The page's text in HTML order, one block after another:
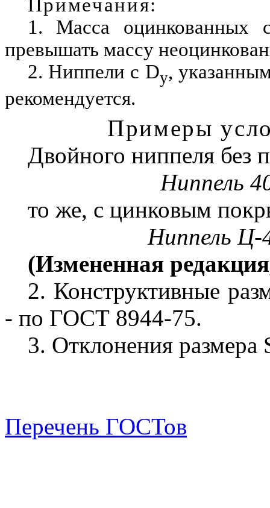
Примечания:
1. Масса оцинкованных
превышать массу
2. Ниппели с Dy,
рекомендуется.
Примеры
Двойного ниппеля без
Ниппель
то же, с цинковым
Ниппель
(Измененная
2. Конструктивные
- по ГОСТ 8944-75.
3. Отклонения
Перечень ГОСТов